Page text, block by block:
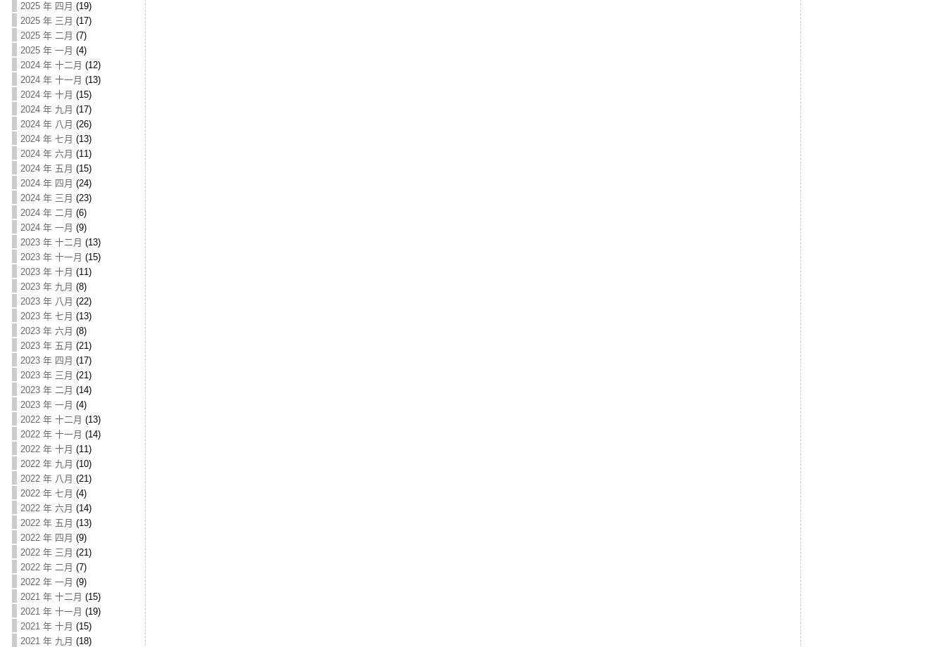
2025 年 四月 (19)
2025 年 三月 (17)
2025 年 二月 (7)
2025 年 一月 (4)
2024 年 十二月 (12)
2024 年 十一月 (13)
2024 年 十月 (15)
2024 年 九月 (17)
2024 年 八月 (26)
2024 年 七月 (13)
2024 年 六月 (11)
2024 年 五月 (15)
2024 年 四月 (24)
2024 年 三月 (23)
2024 年 二月 (6)
2024 年 一月 (9)
2023 年 十二月 (13)
2023 年 十一月 (15)
2023 年 十月 (11)
2023 年 九月 (8)
2023 年 八月 (22)
2023 年 七月 (13)
2023 年 六月 (8)
2023 年 五月 (21)
2023 年 四月 (17)
2023 年 三月 (21)
2023 年 二月 (14)
2023 年 一月 (4)
2022 年 十二月 (13)
2022 年 十一月 (14)
2022 年 十月 (11)
2022 年 九月 (10)
2022 年 八月 (21)
2022 年 七月 (4)
2022 年 六月 (14)
2022 年 五月 (13)
2022 年 四月 (9)
2022 年 三月 (21)
2022 年 二月 (7)
2022 年 一月 (9)
2021 年 十二月 (15)
2021 年 十一月 (19)
2021 年 十月 (15)
2021 年 九月 (18)